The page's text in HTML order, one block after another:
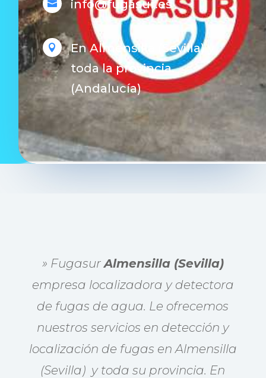
 info@fugasur.es

En Almensilla (Sevilla) y
toda la provincia.
(Andalucía)
» FugasurAlmensilla (Sevilla)
empresa localizadora y detectora
de fugas de agua. Le ofrecemos
nuestros servicios en detección y
localización de fugas en Almensilla
(Sevilla) y toda su provincia. En